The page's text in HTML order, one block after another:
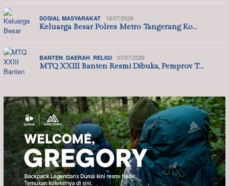
SOSIAL MASYARAKAT 18/07/2026
Keluarga Besar Polres Metro Tangerang Ko…
BANTEN DAERAH RELIGI 07/07/2026
MTQ XXIII Banten Resmi Dibuka, Pemprov T…